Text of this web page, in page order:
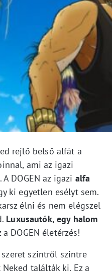
rejlő belső alfát a
ami az igazi
DOGEN az igazi alfa
ki egyetlen esélyt sem.
élni és nem elégszel
Luxusautók, egy halom
a DOGEN életérzés!
szeret szintről szintre
találták ki. Ez a